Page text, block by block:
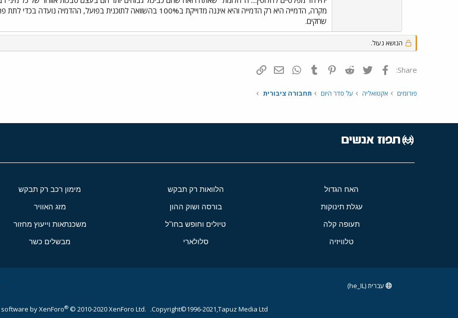
מקרה, הדמייה היא רק הדמייה והיא איננה מדוייקת ב100% בהשוואה לתוכנית
שחקים.
הנושא נעול.
Share: פייסבוק Twitter
Reddit
Pinterest
Tumblr
WhatsAppדואר אלקטרוני
פורומים אקטואליה על סדר היום תחבורה ציבורית
האח הגדול הלוואות רק תבקש מימון רכב רק תבקש
עגלת תינוקות בורסה ושוק ההון מזג האוויר
תעופה קלה טיולים וחופש בחו"ל משכנתאות וייעוץ מחזור
טלוויזיה סלולארי מבשלים כשר
עברית (he_IL)
Copyright©1996-2021,Tapuz Media Ltd.
software by XenForo® © 2010-2020 XenForo Ltd.